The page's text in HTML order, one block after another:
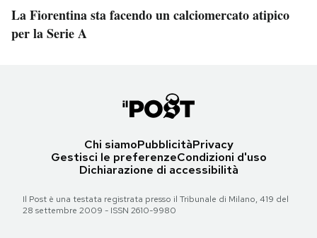
La Fiorentina sta facendo un calciomercato atipico
per la Serie A
Chi siamoPubblicitàPrivacy
Gestisci le preferenzeCondizioni d'uso
Dichiarazione di accessibilità
Il Post è una testata registrata presso il Tribunale di Milano, 419 del
28 settembre 2009 - ISSN 2610-9980